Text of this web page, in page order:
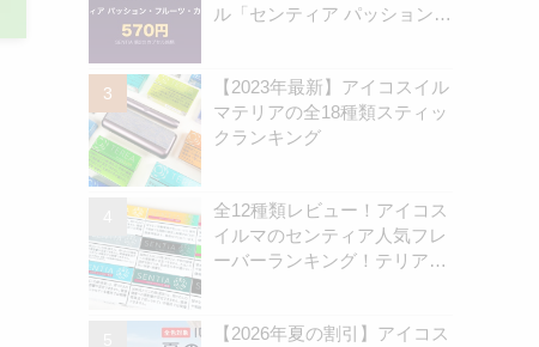
ル「センティア パッション・
柄 | アイコスさん
【2023年最新】アイコスイル
マテリアの全18種類スティッ
クランキング
全12種類レビュー！アイコス
イルマのセンティア人気フレ
ーバーランキング！テリアと
【2026年夏の割引】アイコス